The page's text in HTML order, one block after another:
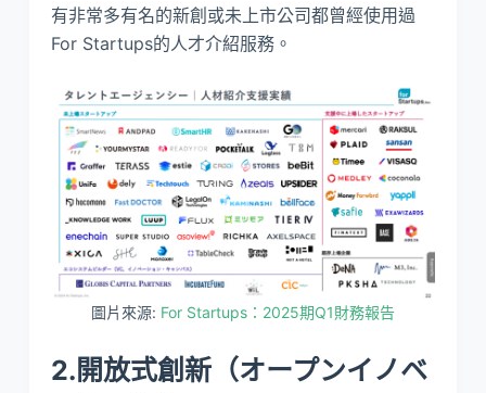
有非常多有名的新創或未上市公司都曾經使用過
For Startups的人才介紹服務。
圖片來源: For Startups：2025期Q1財務報告
2.開放式創新（オープンイノベ